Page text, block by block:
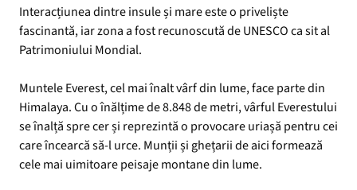
Interacțiunea dintre insule și mare este o priveliște
fascinantă, iar zona a fost recunoscută de UNESCO ca sit al
Patrimoniului Mondial.
Muntele Everest, cel mai înalt vârf din lume, face parte din
Himalaya. Cu o înălțime de 8.848 de metri, vârful Everestului
se înalță spre cer și reprezintă o provocare uriașă pentru cei
care încearcă să-l urce. Munții și ghețarii de aici formează
cele mai uimitoare peisaje montane din lume.